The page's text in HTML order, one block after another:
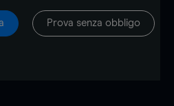
Prova senza obbligo